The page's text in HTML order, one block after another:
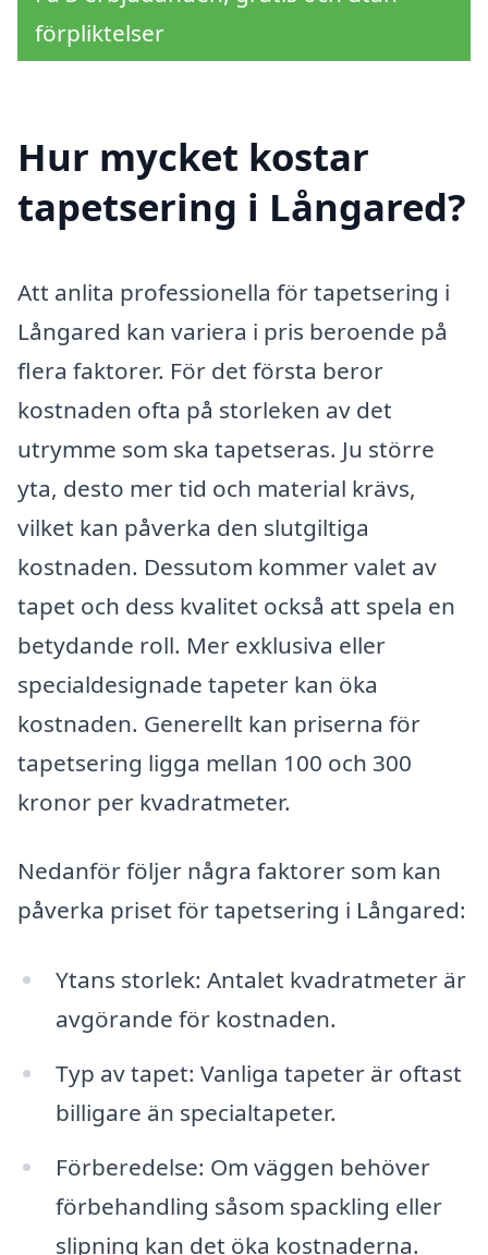
förpliktelser
Hur mycket kostar
tapetsering i Långared?
Att anlita professionella för tapetsering i
Långared kan variera i pris beroende på
flera faktorer. För det första beror
kostnaden ofta på storleken av det
utrymme som ska tapetseras. Ju större
yta, desto mer tid och material krävs,
vilket kan påverka den slutgiltiga
kostnaden. Dessutom kommer valet av
tapet och dess kvalitet också att spela en
betydande roll. Mer exklusiva eller
specialdesignade tapeter kan öka
kostnaden. Generellt kan priserna för
tapetsering ligga mellan 100 och 300
kronor per kvadratmeter.
Nedanför följer några faktorer som kan
påverka priset för tapetsering i Långared:
Ytans storlek: Antalet kvadratmeter är
avgörande för kostnaden.
Typ av tapet: Vanliga tapeter är oftast
billigare än specialtapeter.
Förberedelse: Om väggen behöver
förbehandling såsom spackling eller
slipning kan det öka kostnaderna.